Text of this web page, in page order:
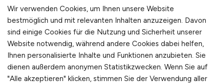
Budgetüberschreitungen und Qualitätsmängel.
Gerade in einer Branche mit hohem Zeitdruck,
komplexen Abläufen und vielen Beteiligten ist
es entscheidend, Führungsrollen wie
Projektleiter frühzeitig zu besetzen. Wer hier zu
spät handelt oder auf Übergangslösungen setzt,
Wir verwenden Cookies, um Ihnen unsere Website
bestmöglich und mit relevanten Inhalten anzuzeigen. Davon
sind einige Cookies für die Nutzung und Sicherheit unserer
Website notwendig, während andere Cookies dabei helfen,
Ihnen personalisierte Inhalte und Funktionen anzubieten. Sie
dienen außerdem anonymen Statistikzwecken. Wenn Sie auf
"Alle akzeptieren" klicken, stimmen Sie der Verwendung aller